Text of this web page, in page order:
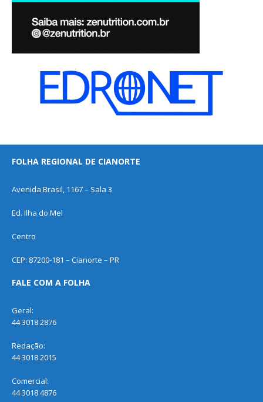
FOLHA REGIONAL DE CIANORTE
Avenida Brasil, 1167 – Sala 3
Ed. Ilha do Mel
Centro
CEP: 87200-181 – Cianorte – PR
FALE COM A FOLHA
Geral:
44 3018 2876
Redação:
44 3018 2015
Comercial:
44 3018 4876